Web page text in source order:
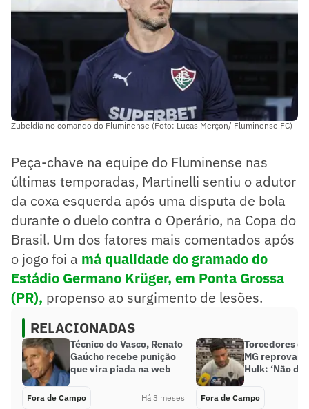
Zubeldía no comando do Fluminense (Foto: Lucas Merçon/ Fluminense FC)
Peça-chave na equipe do Fluminense nas
últimas temporadas, Martinelli sentiu o adutor
da coxa esquerda após uma disputa de bola
durante o duelo contra o Operário, na Copa do
Brasil. Um dos fatores mais comentados após
o jogo foi a má qualidade do gramado do
Estádio Germano Krüger, em Ponta Grossa
(PR), propenso ao surgimento de lesões.
RELACIONADAS
Técnico do Vasco, Renato
Gaúcho recebe punição
que vira piada na web
Fora de Campo Há 3 meses
Torcedores
MG
Hulk: ‘Não dá
Fora de Campo